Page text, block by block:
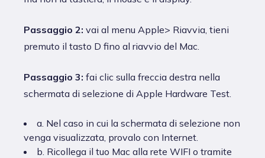
Passaggio 2: vai al menu Apple> Riavvia, tieni
premuto il tasto D fino al riavvio del Mac.
Passaggio 3: fai clic sulla freccia destra nella
schermata di selezione di Apple Hardware Test.
a. Nel caso in cui la schermata di selezione non
venga visualizzata, provalo con Internet.
b. Ricollega il tuo Mac alla rete WIFI o tramite